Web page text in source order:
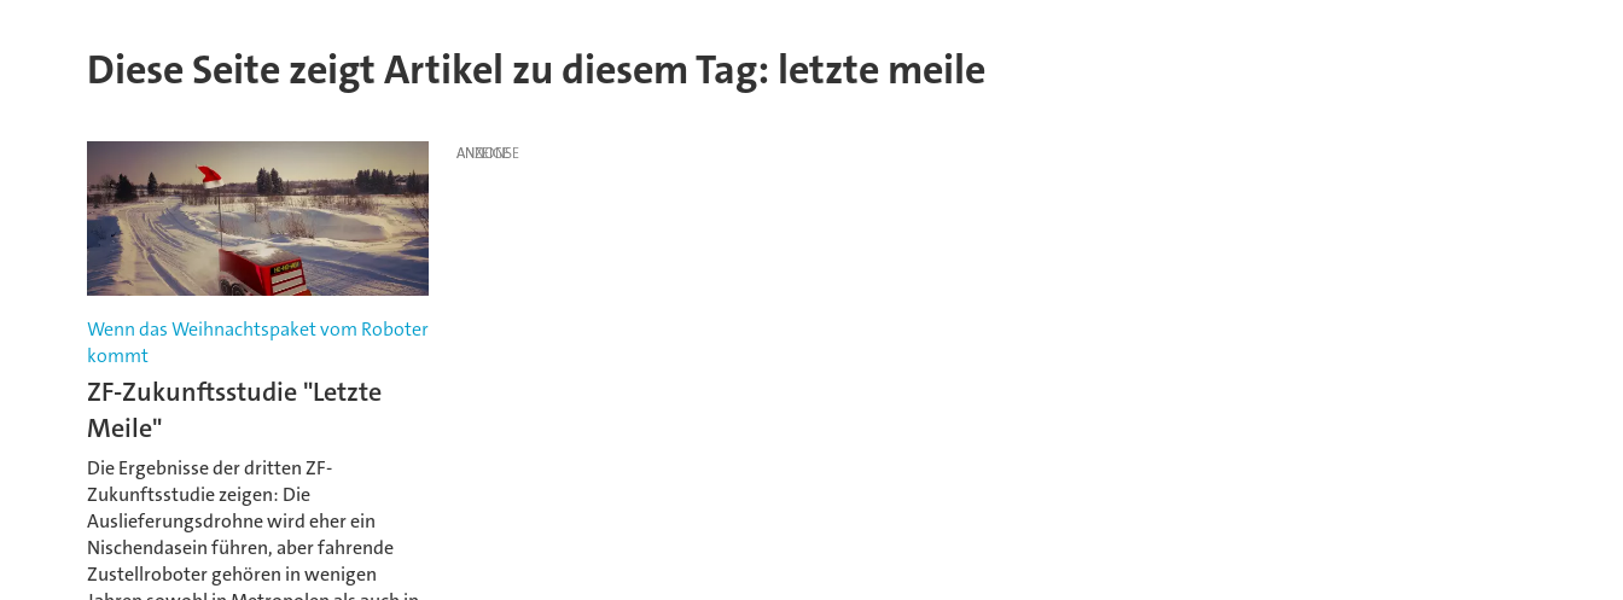
Diese Seite zeigt Artikel zu diesem Tag: letzte meile
Wenn das Weihnachtspaket vom Roboter
kommt
ZF-Zukunftsstudie "Letzte
Meile"
Die Ergebnisse der dritten ZF-
Zukunftsstudie zeigen: Die
Auslieferungsdrohne wird eher ein
Nischendasein führen, aber fahrende
Zustellroboter gehören in wenigen
ANZEIGE